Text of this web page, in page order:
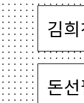
김
돈